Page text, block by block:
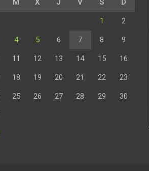
M X J V S D
1 2
4 5 6 7 8 9
11 12 13 14 15 16
18 19 20 21 22 23
25 26 27 28 29 30